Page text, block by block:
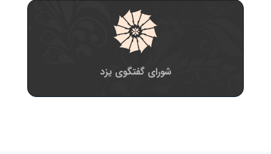
شورای گفتگوی یزد